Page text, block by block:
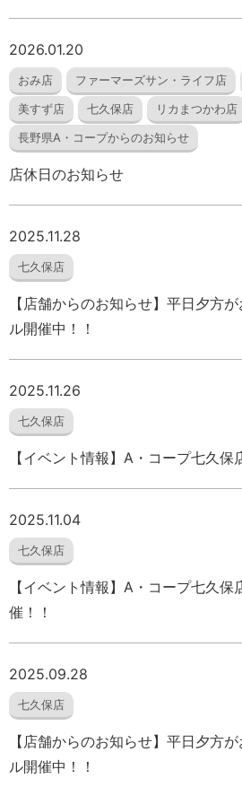
2026.01.20
おみ店 ファーマーズサン・ライフ店
美すず店
七久保店
リカまつかわ店
長野県A・コープからのお知らせ
店休日のお知らせ
2025.11.28
七久保店
【店舗からのお知らせ】平日夕方
ル開催中！！
2025.11.26
七久保店
【イベント情報】A・コープ七久
2025.11.04
七久保店
【イベント情報】A・コープ七久
催！！
2025.09.28
七久保店
【店舗からのお知らせ】平日夕方
ル開催中！！